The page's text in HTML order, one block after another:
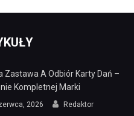
Zastawa A Odbiór Karty Dań –
Kompletnej Marki
2026 Redaktor